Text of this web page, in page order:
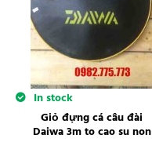
In stock
Giỏ đựng cá câu đài
Daiwa 3m to cao su non